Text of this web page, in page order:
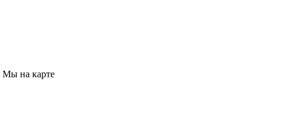
Мы на карте